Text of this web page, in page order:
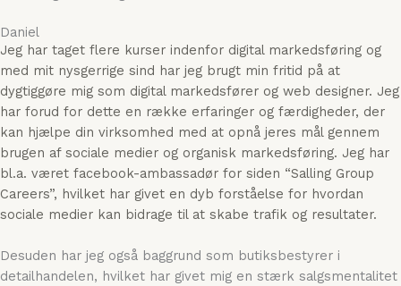
Daniel
Jeg har taget flere kurser indenfor digital markedsføring og
med mit nysgerrige sind har jeg brugt min fritid på at
dygtiggøre mig som digital markedsfører og web designer. Jeg
har forud for dette en række erfaringer og færdigheder, der
kan hjælpe din virksomhed med at opnå jeres mål gennem
brugen af sociale medier og organisk markedsføring. Jeg har
bl.a. været facebook-ambassadør for siden “Salling Group
Careers”, hvilket har givet en dyb forståelse for hvordan
sociale medier kan bidrage til at skabe trafik og resultater.
Desuden har jeg også baggrund som butiksbestyrer i
detailhandelen, hvilket har givet mig en stærk salgsmentalitet